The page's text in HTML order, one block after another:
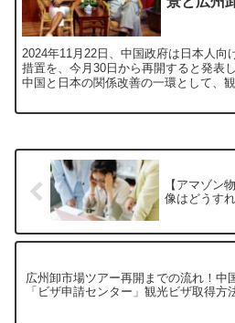
2024年11月22日、中国政府は日本人向
措置を、今月30日から再開すると発表
中国と日本の関係改善の一環として、
【アマゾン
像はどうす
広州卸市場ツアー再開までの流れ！中
「ビザ申請センター」観光ビザ取得方